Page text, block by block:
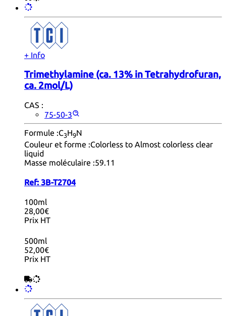
+ Info
Trimethylamine (ca. 13% in Tetrahydrofuran,
ca. 2mol/L)
CAS :
75-50-3
Formule :C3H9N
Couleur et forme :Colorless to Almost colorless clear
liquid
Masse moléculaire :59.11
Ref: 3B-T2704
100ml
28,00€
Prix HT
500ml
52,00€
Prix HT